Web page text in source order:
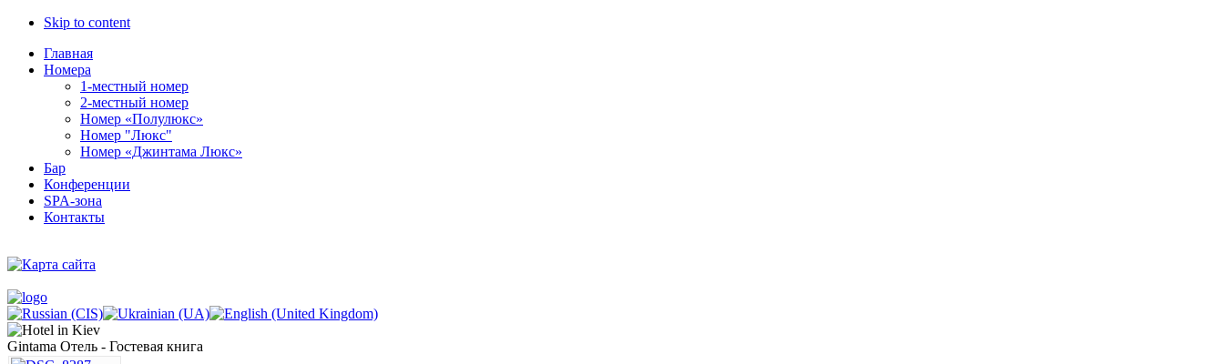
Skip to content
Главная
Номера
1-местный номер
2-местный номер
Номер «Полулюкс»
Номер "Люкс"
Номер «Джинтама Люкс»
Бар
Конференции
SPA-зона
Контакты
Gintama Отель - Гостевая книга